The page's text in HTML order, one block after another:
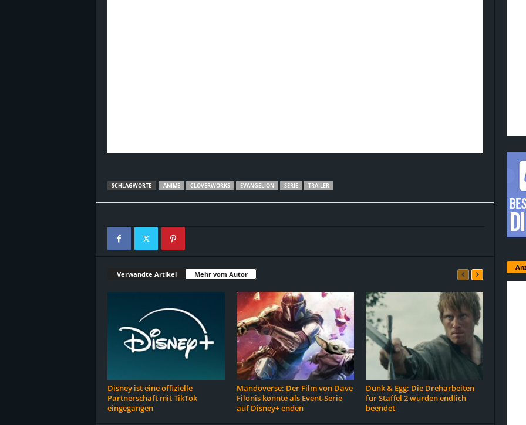
SCHLAGWORTE ANIME CLOVERWORKS EVANGELION SERIE TRAILER
Verwandte Artikel Mehr vom Autor
Disney ist eine offizielle
Partnerschaft mit TikTok
eingegangen
Mandoverse: Der Film von Dave
Filonis könnte als Event-Serie
auf Disney+ enden
Dunk & Egg: Die Dreharbeiten
für Staffel 2 wurden endlich
beendet